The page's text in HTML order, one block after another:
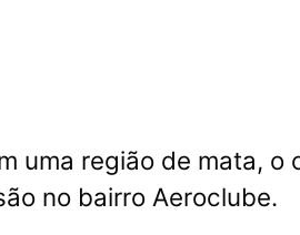
uma região de mata, o
no bairro Aeroclube.